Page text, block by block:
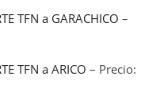
TFN a GARACHICO –
TFN a ARICO – Precio: